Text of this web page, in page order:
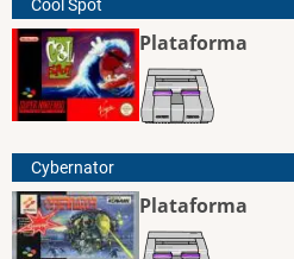
Cool Spot
Plataforma
Cybernator
Plataforma